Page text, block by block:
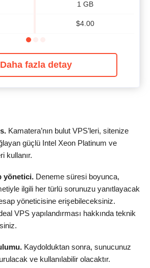
1 GB
$4.00
Daha fazla detay
Kamatera’nın bulut VPS’leri, sitenize
güçlü Intel Xeon Platinum ve
kullanır.
yönetici. Deneme süresi boyunca,
ilgili her türlü sorunuzu yanıtlayacak
yöneticisine erişebileceksiniz.
VPS yapılandırması hakkında teknik
Kaydolduktan sonra, sunucunuz
ve kullanılabilir olacaktır.